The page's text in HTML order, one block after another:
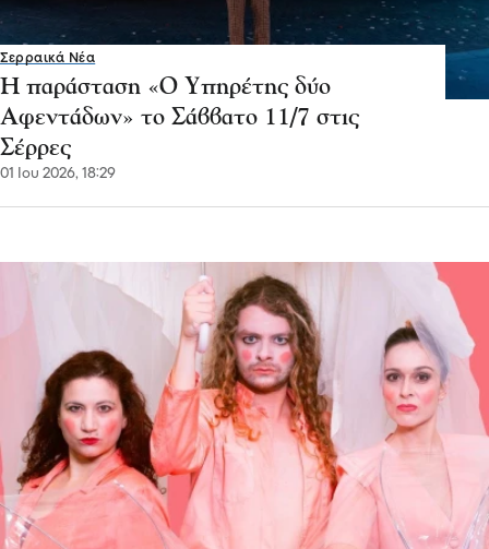
Σερραικά Νέα
Η παράσταση «Ο Υπηρέτης δύο
Αφεντάδων» το Σάββατο 11/7 στις
Σέρρες
01 Ιου 2026, 18:29